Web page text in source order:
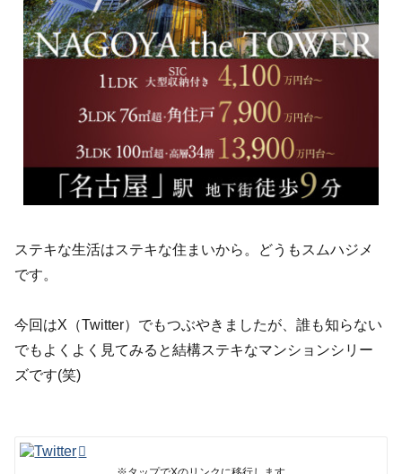
ステキな生活はステキな住まいから。どうもスムハジメ
です。
今回はX（Twitter）でもつぶやきましたが、誰も知らない
でもよくよく見てみると結構ステキなマンションシリー
ズです(笑)